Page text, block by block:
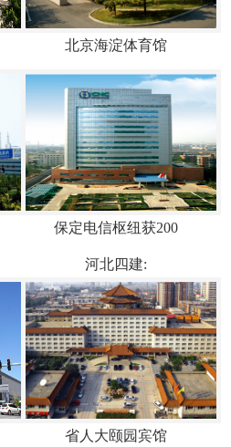
北京海淀体育馆
保定电信枢纽获200
河北四建:
省人大颐园宾馆